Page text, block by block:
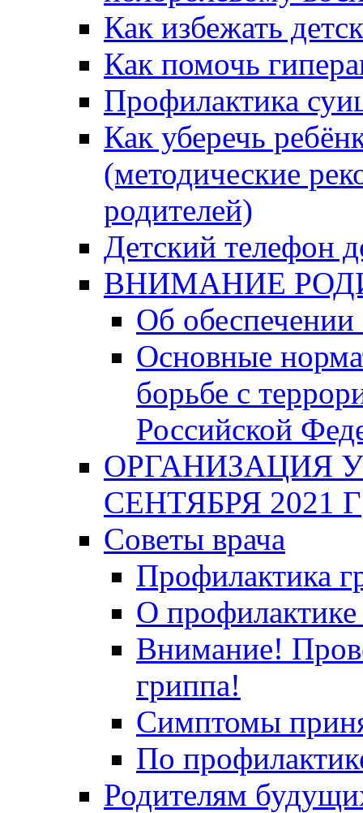
Как избежать
Как помочь
Профилактика
Как уберечь
(методические
родителей)
Детский телефон
ВНИМАНИЕ
Об обеспечении
Основные
борьбе с
Российской
ОРГАНИЗАЦИЯ
СЕНТЯБРЯ 2021 Г
Советы врача
Профилактика
О профилактике
Внимание!
гриппа!
Симптомы
По
Родителям